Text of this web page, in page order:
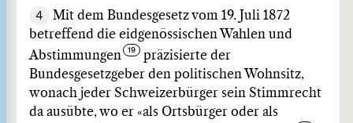
4
Mit dem Bundesgesetz vom 19. Juli 1872
betreffend die eidgenössischen Wahlen und
Abstimmungen
präzisierte der
Bundesgesetzgeber den politischen Wohnsitz,
wonach jeder Schweizerbürger sein Stimmrecht
da ausübte, wo er «als Ortsbürger oder als